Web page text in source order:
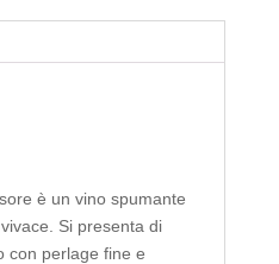
è un vino spumante
Si presenta di
con perlage fine e